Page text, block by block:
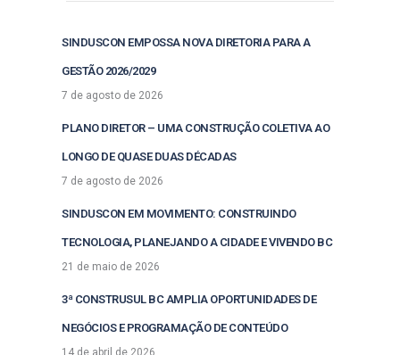
SINDUSCON EMPOSSA NOVA DIRETORIA PARA A
GESTÃO 2026/2029
7 de agosto de 2026
PLANO DIRETOR – UMA CONSTRUÇÃO COLETIVA AO
LONGO DE QUASE DUAS DÉCADAS
7 de agosto de 2026
SINDUSCON EM MOVIMENTO: CONSTRUINDO
TECNOLOGIA, PLANEJANDO A CIDADE E VIVENDO BC
21 de maio de 2026
3ª CONSTRUSUL BC AMPLIA OPORTUNIDADES DE
NEGÓCIOS E PROGRAMAÇÃO DE CONTEÚDO
14 de abril de 2026